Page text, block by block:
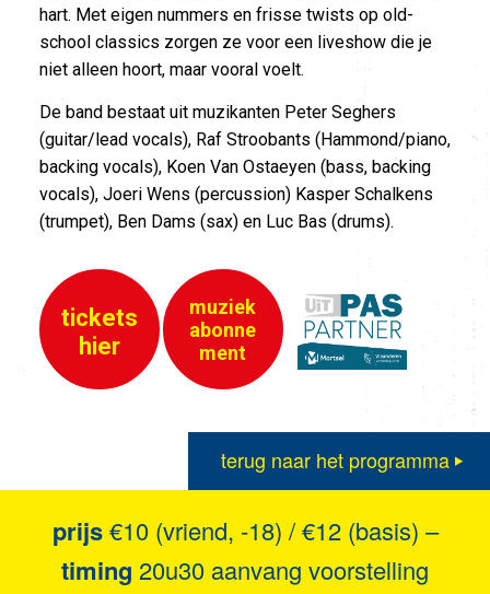
hart. Met eigen nummers en frisse twists op old-
school classics zorgen ze voor een liveshow die je
niet alleen hoort, maar vooral voelt.
De band bestaat uit muzikanten Peter Seghers
(guitar/lead vocals), Raf Stroobants (Hammond/piano,
backing vocals), Koen Van Ostaeyen (bass, backing
vocals), Joeri Wens (percussion) Kasper Schalkens
(trumpet), Ben Dams (sax) en Luc Bas (drums).
tickets
hier
muziek
abonne
ment
terug naar het programma
prijs€10 (vriend, -18) / €12 (basis) –
timing 20u30 aanvang voorstelling